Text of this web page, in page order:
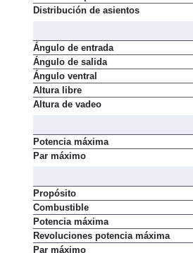
Número de plazas
Ángulo de entrada
Ángulo de salida
Ángulo ventral
Altura libre
Potencia máxima
Propósito
Combustible
Potencia máxima
Revoluciones potencia máxima